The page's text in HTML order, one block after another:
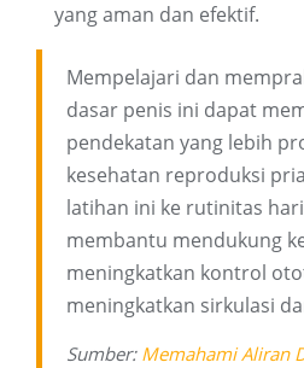
yang aman dan efektif.
Mempelajari dan
dasar penis ini dapat
pendekatan yang lebih
kesehatan reproduksi
latihan ini ke rutinitas
membantu mendukung
meningkatkan kontrol
meningkatkan sirkulasi
Sumber: Memahami Aliran